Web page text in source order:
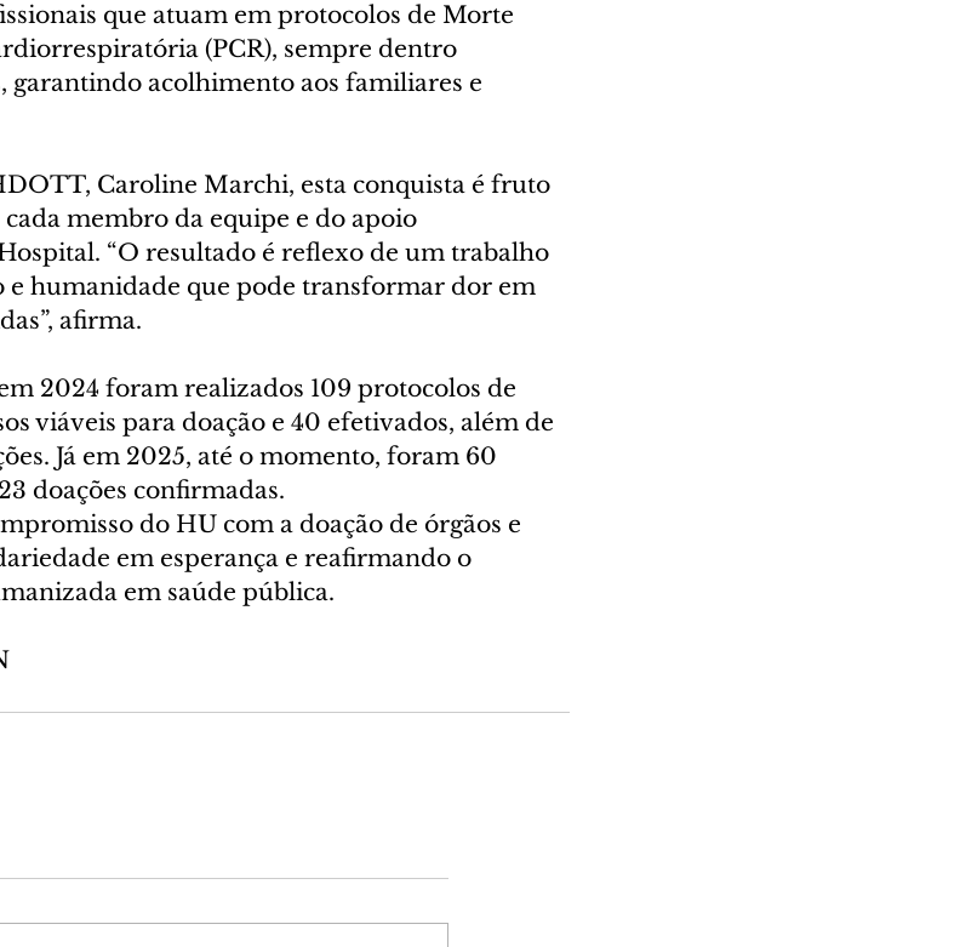
que atuam em protocolos de Morte
(PCR), sempre dentro
garantindo acolhimento aos familiares e
Caroline Marchi, esta conquista é fruto
membro da equipe e do apoio
“O resultado é reflexo de um trabalho
humanidade que pode transformar dor em
afirma.
2024 foram realizados 109 protocolos de
viáveis para doação e 40 efetivados, além de
Já em 2025, até o momento, foram 60
doações confirmadas.
do HU com a doação de órgãos e
em esperança e reafirmando o
em saúde pública.